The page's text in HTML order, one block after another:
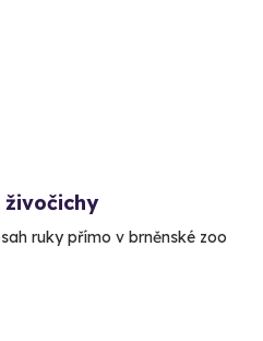
ruky přímo v brněnské zoo